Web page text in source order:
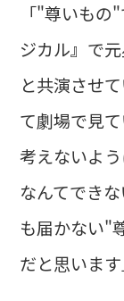
「"尊いも
ジカル』で
と共演させ
て劇場で見
考えないよ
なんてでき
も届かない"
だと思います